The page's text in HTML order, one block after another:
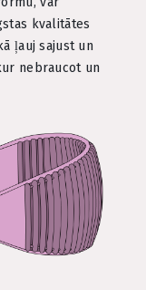
kvalitātes
ļauj sajust un
nebraucot un